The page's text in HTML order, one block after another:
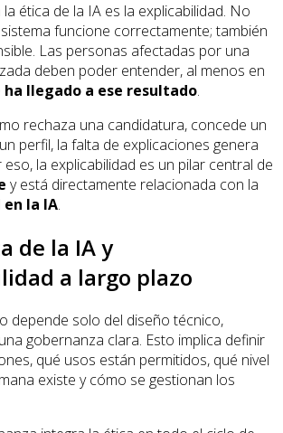
ética de la IA es la explicabilidad. No
funcione correctamente; también
Las personas afectadas por una
deben poder entender, al menos en
ha llegado a ese resultado.
rechaza una candidatura, concede un
perfil, la falta de explicaciones genera
la explicabilidad es un pilar central de
y está directamente relacionada con la
la IA.
de la IA y
a largo plazo
depende solo del diseño técnico,
gobernanza clara. Esto implica definir
qué usos están permitidos, qué nivel
existe y cómo se gestionan los